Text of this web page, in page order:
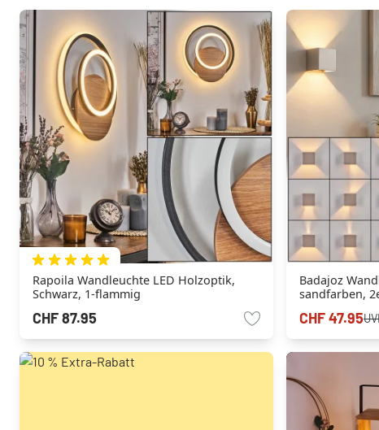
Rapoila Wandleuchte LED Holzoptik,
Schwarz, 1-flammig
CHF 87.95
Badajoz
sandfarben,
CHF 47.95